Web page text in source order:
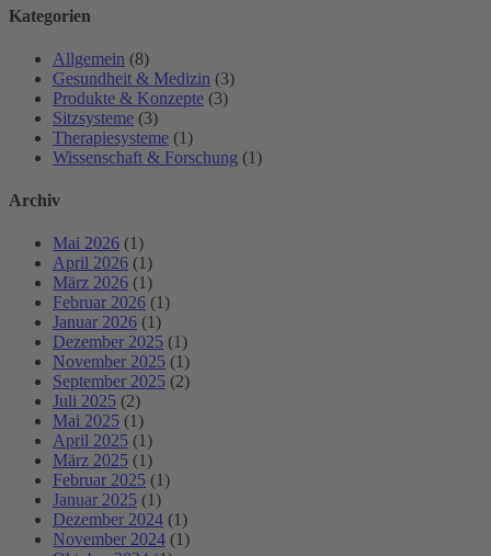
Kategorien
Allgemein (8)
Gesundheit & Medizin (3)
Produkte & Konzepte (3)
Sitzsysteme (3)
Therapiesysteme (1)
Wissenschaft & Forschung (1)
Archiv
Mai 2026 (1)
April 2026 (1)
März 2026 (1)
Februar 2026 (1)
Januar 2026 (1)
Dezember 2025 (1)
November 2025 (1)
September 2025 (2)
Juli 2025 (2)
Mai 2025 (1)
April 2025 (1)
März 2025 (1)
Februar 2025 (1)
Januar 2025 (1)
Dezember 2024 (1)
November 2024 (1)